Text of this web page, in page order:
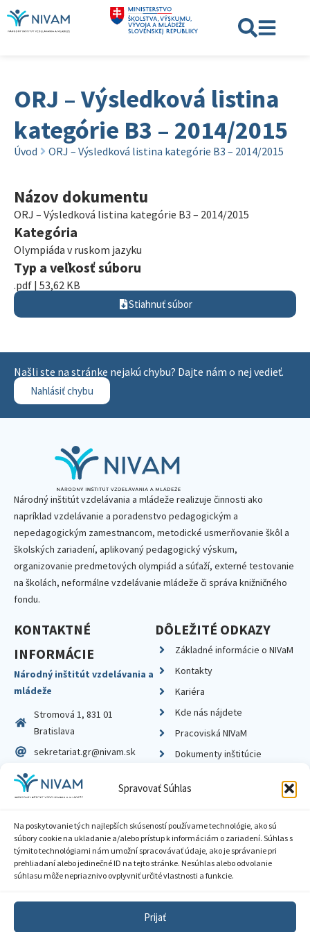
Spravovať Súhlas
Na poskytovanie tých najlepších skúseností používame technológie, ako sú
súbory cookie na ukladanie a/alebo prístup k informáciám o zariadení. Súhlas s
týmito technológiami nám umožní spracovávať údaje, ako je správanie pri
prehliadaní alebo jedinečné ID na tejto stránke. Nesúhlas alebo odvolanie
súhlasu môže nepriaznivo ovplyvniť určité vlastnosti a funkcie.
Prijať
ORJ – Výsledková listina
kategórie B3 – 2014/2015
Úvod ORJ – Výsledková listina kategórie B3 – 2014/2015
Názov dokumentu
ORJ – Výsledková listina kategórie B3 – 2014/2015
Kategória
Olympiáda v ruskom jazyku
Typ a veľkosť súboru
.pdf | 53,62 KB
Stiahnuť súbor
Našli ste na stránke nejakú chybu? Dajte nám o nej vedieť.
Nahlásiť chybu
Národný inštitút vzdelávania a mládeže realizuje činnosti ako
napríklad vzdelávanie a poradenstvo pedagogickým a
nepedagogickým zamestnancom, metodické usmerňovanie škôl a
školských zariadení, aplikovaný pedagogický výskum,
organizovanie predmetových olympiád a súťaží, externé testovanie
na školách, neformálne vzdelávanie mládeže či správa knižničného
fondu.
KONTAKTNÉ
INFORMÁCIE
Národný inštitút vzdelávania a
mládeže
Stromová 1, 831 01
Bratislava
sekretariat.gr@nivam.sk
IČO: 00164348
DIČ: 2020798714
DÔLEŽITÉ ODKAZY
Základné informácie o NIVaM
Kontakty
Kariéra
Kde nás nájdete
Pracoviská NIVaM
Dokumenty inštitúcie
Zásady ochrany súkromia
Sprístupnenie informácií